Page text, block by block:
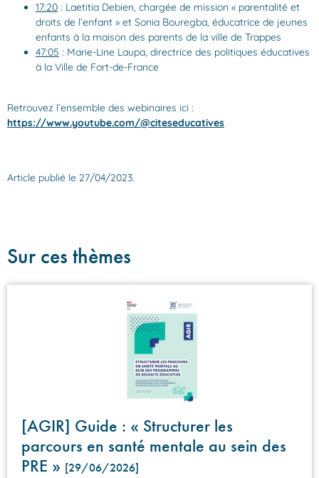
17:20 : Laetitia Debien, chargée de mission « parentalité et
droits de l’enfant » et Sonia Bouregba, éducatrice de jeunes
enfants à la maison des parents de la ville de Trappes
47:05 : Marie-Line Laupa, directrice des politiques éducatives
à la Ville de Fort-de-France
Retrouvez l’ensemble des webinaires ici :
https://www.youtube.com/@citeseducatives
Article publié le 27/04/2023.
Sur ces thèmes
[AGIR] Guide : « Structurer les
parcours en santé mentale au sein des
PRE » [29/06/2026]